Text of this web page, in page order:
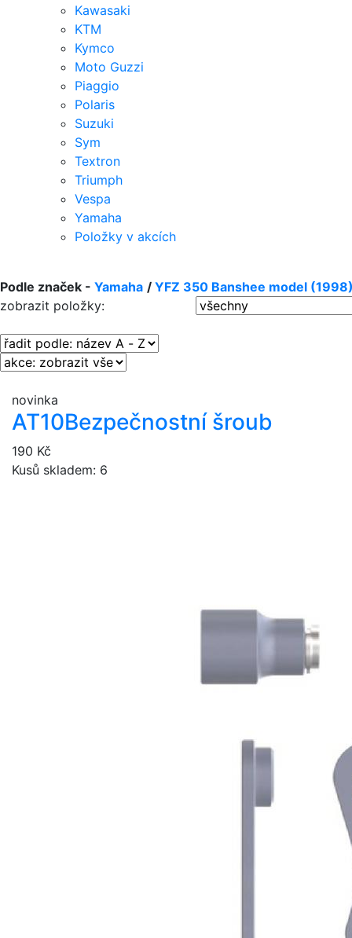
Kawasaki
KTM
Kymco
Moto Guzzi
Piaggio
Polaris
Suzuki
Sym
Textron
Triumph
Vespa
Yamaha
Položky v akcích
Podle značek - Yamaha / YFZ 350 Banshee model
zobrazit položky:
novinka
AT10Bezpečnostní šroub
190 Kč
Kusů skladem: 6